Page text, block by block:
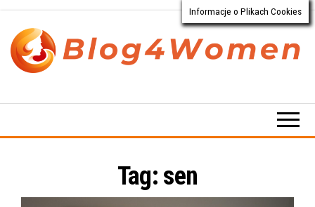
treści
o dla
Tag: sen
Informacje o Plikach Cookies